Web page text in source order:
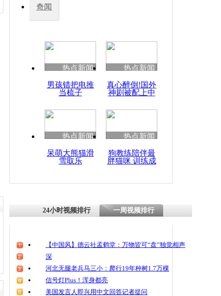
奇闻
热点新闻
男孩错把电推
当梳子
热点新闻
真心醉倒!国外
神剧被配上中
热点新闻
呆萌大熊猫滑
雪取乐
热点新闻
狗教练陪伴最
胖猫咪 训练成
24小时视频排行 一周视频排行
【中国风】德云社孟鹤堂：万物皆可“盘”独觉相声
深
河北无腿老兵马三小：爬行19年种树1.7万棵
信号灯Plus！浑身都亮
美国发言人即兴用中文回答记者提问